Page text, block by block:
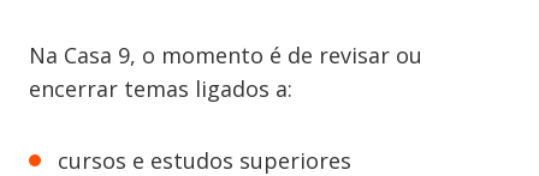
Na Casa 9, o momento é de revisar ou
encerrar temas ligados a:
cursos e estudos superiores